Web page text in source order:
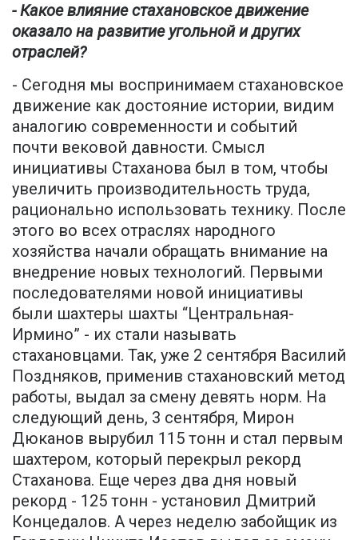
- Какое влияние стахановское движение
оказало на развитие угольной и других
отраслей?
- Сегодня мы воспринимаем стахановское
движение как достояние истории, видим
аналогию современности и событий
почти вековой давности. Смысл
инициативы Стаханова был в том, чтобы
увеличить производительность труда,
рационально использовать технику. После
этого во всех отраслях народного
хозяйства начали обращать внимание на
внедрение новых технологий. Первыми
последователями новой инициативы
были шахтеры шахты “Центральная-
Ирмино” - их стали называть
стахановцами. Так, уже 2 сентября Василий
Поздняков, применив стахановский метод
работы, выдал за смену девять норм. На
следующий день, 3 сентября, Мирон
Дюканов вырубил 115 тонн и стал первым
шахтером, который перекрыл рекорд
Стаханова. Еще через два дня новый
рекорд - 125 тонн - установил Дмитрий
Концедалов. А через неделю забойщик из